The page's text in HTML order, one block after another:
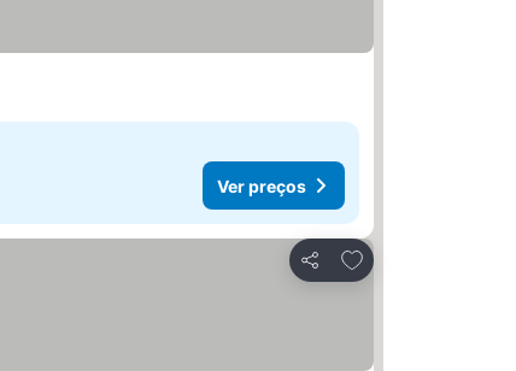
Ver preços
Partilhar
Adicionar aos